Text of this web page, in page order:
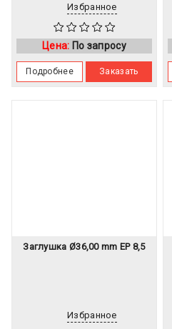
Избранное
Цена: По запросу
Подробнее Заказать
Заглушка Ø36,00 mm EP 8,5
Избранное